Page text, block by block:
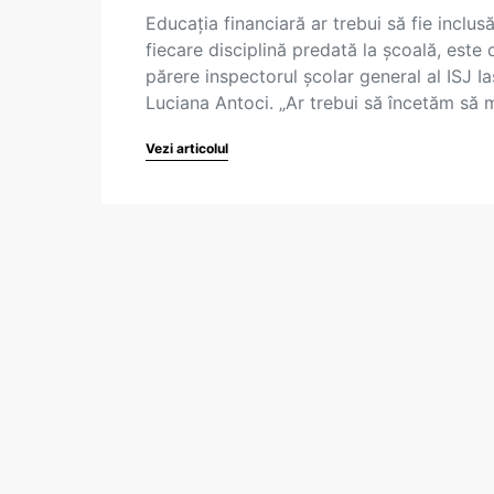
Educația financiară ar trebui să fie
fiecare disciplină predată la școală, este
părere inspectorul școlar general al ISJ
Luciana Antoci. „Ar trebui să încetăm să
Vezi articolul